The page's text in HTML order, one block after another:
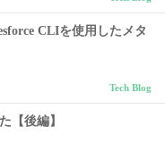
CLIを使用したメタ
Tech Blog
【後編】